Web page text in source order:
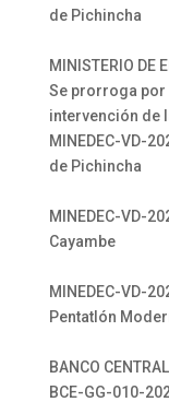
de Pichincha
MINISTERIO DE
Se prorroga por
intervención de
MINEDEC-VD-
de Pichincha
MINEDEC-VD-
Cayambe
MINEDEC-VD-
Pentatlón
BANCO
BCE-GG-010-